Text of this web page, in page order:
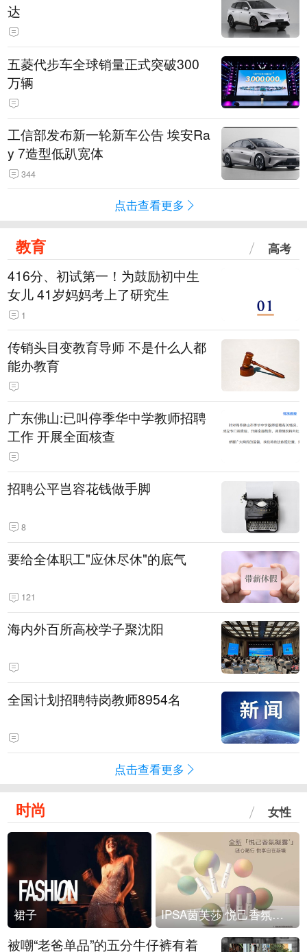
达
五菱代步车全球销量正式突破300
万辆
工信部发布新一轮新车公告 埃安Ra
y 7造型低趴宽体
344
点击查看更多
教育 高考
416分、初试第一！为鼓励初中生
女儿 41岁妈妈考上了研究生
1
传销头目变教育导师 不是什么人都
能办教育
广东佛山:已叫停季华中学教师招聘
工作 开展全面核查
招聘公平岂容花钱做手脚
8
要给全体职工"应休尽休"的底气
121
海内外百所高校学子聚沈阳
全国计划招聘特岗教师8954名
点击查看更多
时尚 女性
裙子 IPSA茵芙莎 悦己香氛凝露上市
被嘲“老爸单品”的五分牛仔裤有着